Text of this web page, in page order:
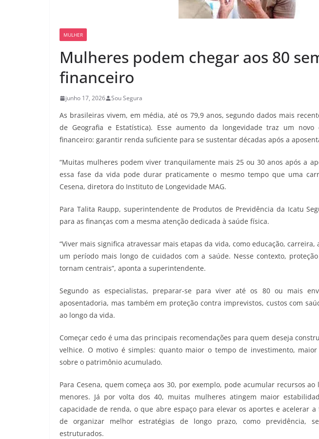
MULHER
Mulheres podem chegar aos 80
financeiro
junho 17, 2026 Sou Segura
As brasileiras vivem, em média, até os 79,9 anos, segundo dados mais
de Geografia e Estatística). Esse aumento da longevidade traz um
financeiro: garantir renda suficiente para se sustentar décadas após a
“Muitas mulheres podem viver tranquilamente mais 25 ou 30 anos após a
essa fase da vida pode durar praticamente o mesmo tempo que uma
Cesena, diretora do Instituto de Longevidade MAG.
Para Talita Raupp, superintendente de Produtos de Previdência da Icatu
para as finanças com a mesma atenção dedicada à saúde física.
“Viver mais significa atravessar mais etapas da vida, como educação,
um período mais longo de cuidados com a saúde. Nesse contexto,
tornam centrais”, aponta a superintendente.
Segundo as especialistas, preparar-se para viver até os 80 ou mais
aposentadoria, mas também em proteção contra imprevistos, custos com
ao longo da vida.
Começar cedo é uma das principais recomendações para quem deseja
velhice. O motivo é simples: quanto maior o tempo de investimento,
sobre o patrimônio acumulado.
Para Cesena, quem começa aos 30, por exemplo, pode acumular recursos
menores. Já por volta dos 40, muitas mulheres atingem maior
capacidade de renda, o que abre espaço para elevar os aportes e acelerar
de organizar melhor estratégias de longo prazo, como previdência,
estruturados.